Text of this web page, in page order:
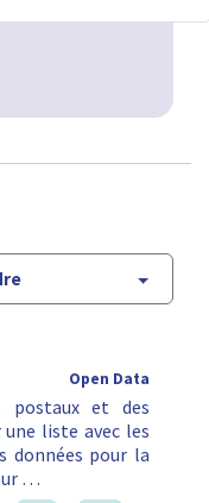
Open Data
postaux et des
liste avec les
données pour la
…